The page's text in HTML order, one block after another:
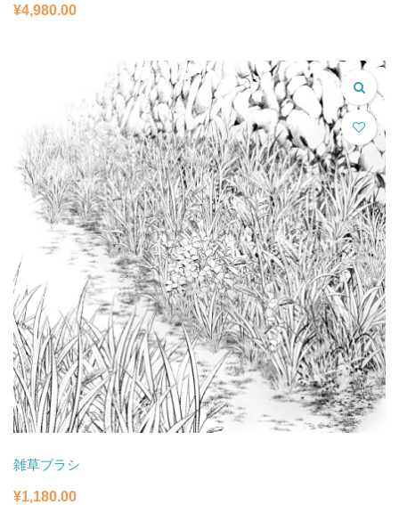
元
た。
¥4,980.00
は
¥4,980.00
で
す。
雑草ブラシ
¥1,180.00